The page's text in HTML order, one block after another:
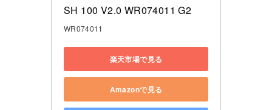
SH 100 V2.0 WR074011 G2
WR074011
楽天市場で見る
Amazonで見る